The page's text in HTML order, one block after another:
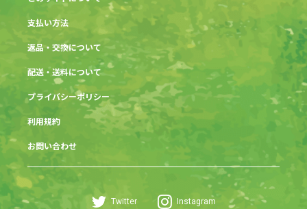
支払い方法
返品・交換について
配送・送料について
プライバシーポリシー
利用規約
お問い合わせ
Twitter Instagram